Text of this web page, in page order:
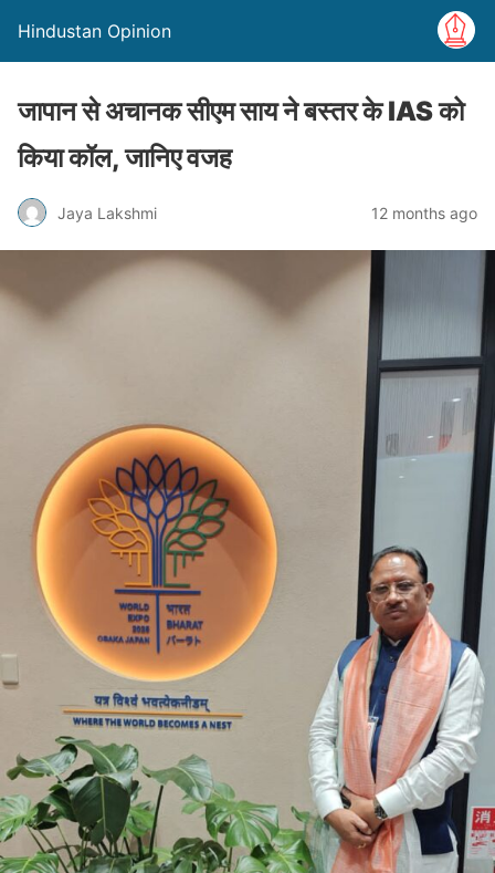
Hindustan Opinion
जापान से अचानक सीएम साय ने बस्तर के IAS को
किया कॉल, जानिए वजह
Jaya Lakshmi 12 months ago